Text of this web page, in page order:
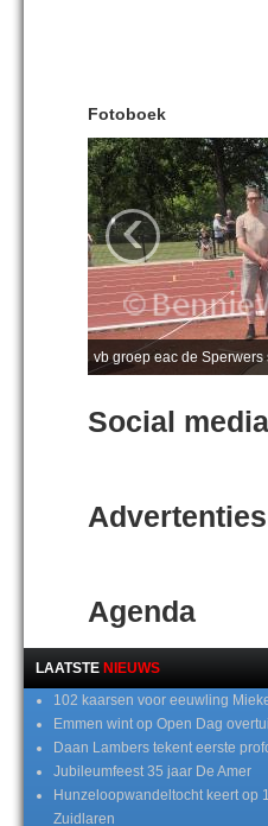
Fotoboek
vb groep eac de
‹
Social media
Advertenties
Agenda
LAATSTE NIEUWS
102 kaarsen voor eeuwling
Emmen wint op Open Dag
Daan Lambers tekent eerste
Jubileumfeest 35 jaar De Amer
Hunzeloopwandeltocht keert op
Zuidlaren